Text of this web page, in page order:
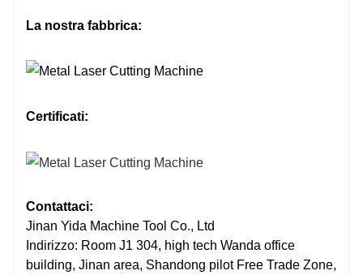
La nostra fabbrica:
Certificati:
Contattaci:
Jinan Yida Machine Tool Co., Ltd
Indirizzo: Room J1 304, high tech Wanda office
building, Jinan area, Shandong pilot Free Trade Zone,